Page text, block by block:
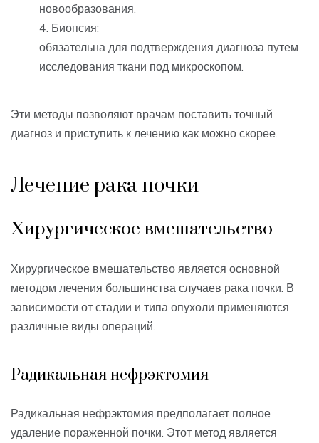
новообразования.
Биопсия:
обязательна для подтверждения диагноза путем
исследования ткани под микроскопом.
Эти методы позволяют врачам поставить точный
диагноз и приступить к лечению как можно скорее.
Лечение рака почки
Хирургическое вмешательство
Хирургическое вмешательство является основной
методом лечения большинства случаев рака почки. В
зависимости от стадии и типа опухоли применяются
различные виды операций.
Радикальная нефрэктомия
Радикальная нефрэктомия предполагает полное
удаление пораженной почки. Этот метод является